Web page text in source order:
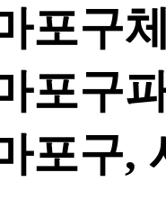
포구
포구
구,